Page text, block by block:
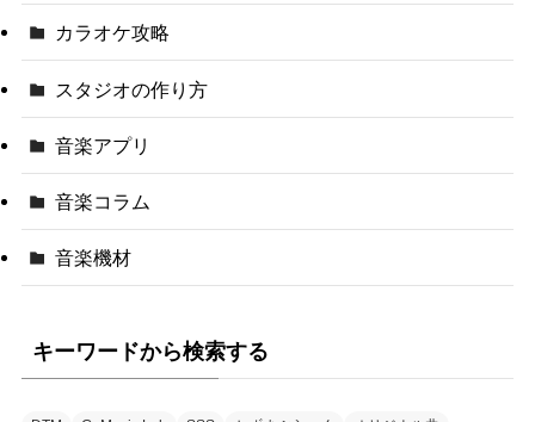
カラオケ攻略
スタジオの作り方
音楽アプリ
音楽コラム
音楽機材
キーワードから検索する